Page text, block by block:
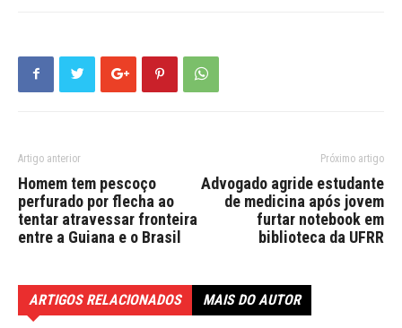
Artigo anterior
Homem tem pescoço
perfurado por flecha ao
tentar atravessar fronteira
entre a Guiana e o Brasil
Próximo artigo
Advogado agride estudante
de medicina após jovem
furtar notebook em
biblioteca da UFRR
ARTIGOS RELACIONADOS MAIS DO AUTOR